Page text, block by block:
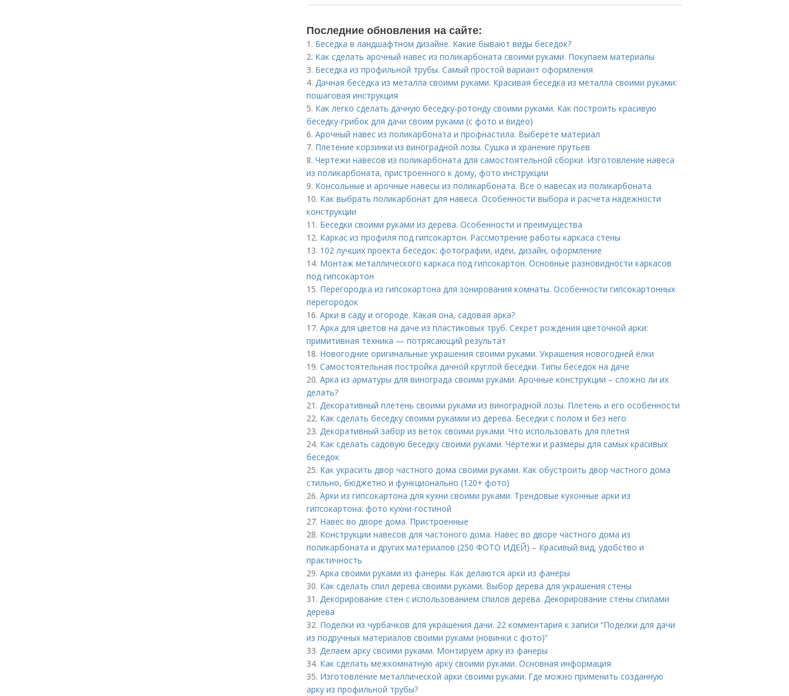
Последние обновления на сайте:
1. Беседка в ландшафтном дизайне. Какие бывают виды беседок?
2. Как сделать арочный навес из поликарбоната своими руками. Покупаем материалы
3. Беседка из профильной трубы. Самый простой вариант оформления
4. Дачная беседка из металла своими руками. Красивая беседка из металла своими руками:
пошаговая инструкция
5. Как легко сделать дачную беседку-ротонду своими руками. Как построить красивую
беседку-грибок для дачи своим руками (с фото и видео)
6. Арочный навес из поликарбоната и профнастила. Выберете материал
7. Плетение корзинки из виноградной лозы. Сушка и хранение прутьев
8. Чертежи навесов из поликарбоната для самостоятельной сборки. Изготовление навеса
из поликарбоната, пристроенного к дому, фото инструкции
9. Консольные и арочные навесы из поликарбоната. Все о навесах из поликарбоната
10. Как выбрать поликарбонат для навеса. Особенности выбора и расчета надежности
конструкции
11. Беседки своими руками из дерева. Особенности и преимущества
12. Каркас из профиля под гипсокартон. Рассмотрение работы каркаса стены
13. 102 лучших проекта беседок: фотографии, идеи, дизайн, оформление
14. Монтаж металлического каркаса под гипсокартон. Основные разновидности каркасов
под гипсокартон
15. Перегородка из гипсокартона для зонирования комнаты. Особенности гипсокартонных
перегородок
16. Арки в саду и огороде. Какая она, садовая арка?
17. Арка для цветов на даче из пластиковых труб. Секрет рождения цветочной арки:
примитивная техника — потрясающий результат
18. Новогодние оригинальные украшения своими руками. Украшения новогодней ёлки
19. Самостоятельная постройка дачной круглой беседки. Типы беседок на даче
20. Арка из арматуры для винограда своими руками. Арочные конструкции – сложно ли их
делать?
21. Декоративный плетень своими руками из виноградной лозы. Плетень и его особенности
22. Как сделать беседку своими рукамии из дерева. Беседки с полом и без него
23. Декоративный забор из веток своими руками. Что использовать для плетня
24. Как сделать садовую беседку своими руками. Чертежи и размеры для самых красивых
беседок
25. Как украсить двор частного дома своими руками. Как обустроить двор частного дома
стильно, бюджетно и функционально (120+ фото)
26. Арки из гипсокартона для кухни своими руками. Трендовые кухонные арки из
гипсокартона: фото кухни-гостиной
27. Навес во дворе дома. Пристроенные
28. Конструкции навесов для частоного дома. Навес во дворе частного дома из
поликарбоната и других материалов (250 ФОТО ИДЕЙ) – Красивый вид, удобство и
практичность
29. Арка своими руками из фанеры. Как делаются арки из фанеры
30. Как сделать спил дерева своими руками. Выбор дерева для украшения стены
31. Декорирование стен с использованием спилов дерева. Декорирование стены спилами
дерева
32. Поделки из чурбачков для украшения дачи. 22 комментария к записи “Поделки для дачи
из подручных материалов своими руками (новинки с фото)”
33. Делаем арку своими руками. Монтируем арку из фанеры
34. Как сделать межкомнатную арку своими руками. Основная информация
35. Изготовление металлической арки своими руками. Где можно применить созданную
арку из профильной трубы?